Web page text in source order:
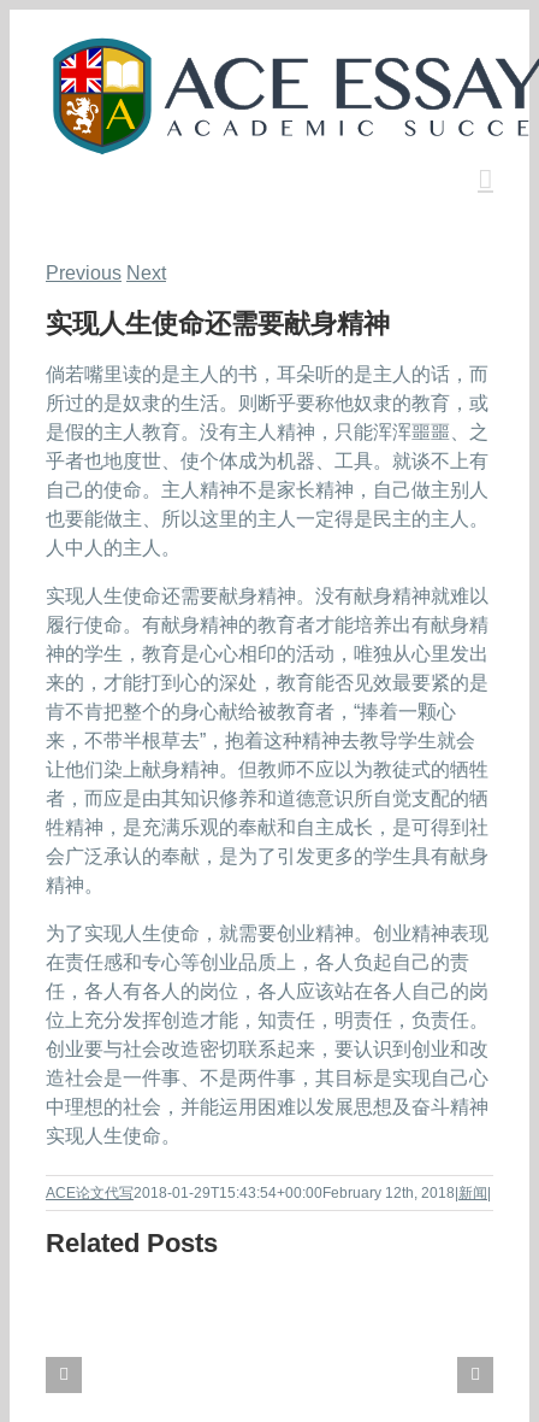
content
Previous Next
实现人生使命还需要献身精神
倘若嘴里读的是主人的书，耳朵听的是主人的话，而
所过的是奴隶的生活。则断乎要称他奴隶的教育，或
是假的主人教育。没有主人精神，只能浑浑噩噩、之
乎者也地度世、使个体成为机器、工具。就谈不上有
自己的使命。主人精神不是家长精神，自己做主别人
也要能做主、所以这里的主人一定得是民主的主人。
人中人的主人。
实现人生使命还需要献身精神。没有献身精神就难以
履行使命。有献身精神的教育者才能培养出有献身精
神的学生，教育是心心相印的活动，唯独从心里发出
来的，才能打到心的深处，教育能否见效最要紧的是
肯不肯把整个的身心献给被教育者，“捧着一颗心
来，不带半根草去”，抱着这种精神去教导学生就会
让他们染上献身精神。但教师不应以为教徒式的牺牲
者，而应是由其知识修养和道德意识所自觉支配的牺
牲精神，是充满乐观的奉献和自主成长，是可得到社
会广泛承认的奉献，是为了引发更多的学生具有献身
精神。
为了实现人生使命，就需要创业精神。创业精神表现
在责任感和专心等创业品质上，各人负起自己的责
任，各人有各人的岗位，各人应该站在各人自己的岗
位上充分发挥创造才能，知责任，明责任，负责任。
创业要与社会改造密切联系起来，要认识到创业和改
造社会是一件事、不是两件事，其目标是实现自己心
中理想的社会，并能运用困难以发展思想及奋斗精神
实现人生使命。
ACE论文代写2018-01-29T15:43:54+00:00February 12th, 2018|新闻|
Related Posts